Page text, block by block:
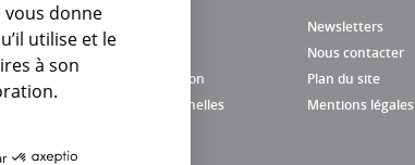
Newsletters
Nous contacter
Charte d'utilisation
Plan du site
Données personnelles
Mentions légales
vous donne
utilise et le
à son